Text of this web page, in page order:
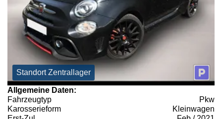
Standort Zentrallager
Allgemeine Daten:
Fahrzeugtyp
Pkw
Karosserieform
Kleinwagen